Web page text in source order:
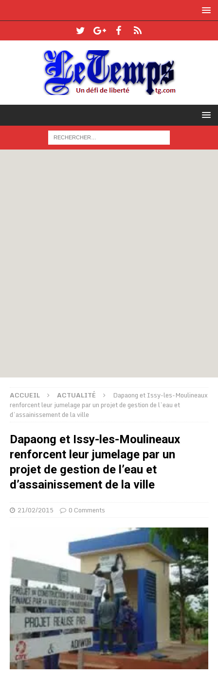
ACCUEIL ACTUALITÉ
Dapaong et Issy-les-Moulineaux
renforcent leur jumelage par un projet de gestion de l’eau et
d’assainissement de la ville
Dapaong et Issy-les-Moulineaux
renforcent leur jumelage par un
projet de gestion de l’eau et
d’assainissement de la ville
21/02/2015 0 Comments